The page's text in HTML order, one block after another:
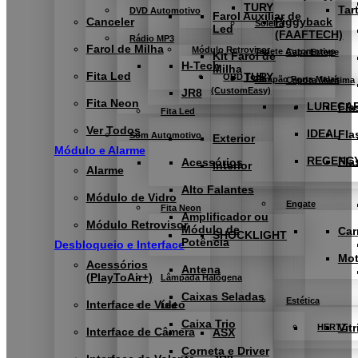
Canceler
Farol de Milha
Fita Led
Fita Neon
Ver Todos
Módulo e Alarme
Alarme
Módulo de Vidro
Módulo Retrovisor
Desbloqueio e Interface
Acessórios
(PlayToAir+)
Interface de Vídeo
Interface de Câmera
DVD Automotivo
Rádio MP3
H-Tech
JR8
Som Automotivo
Acessórios
Alto Falantes
Amplificador ou
Módulo de
Potência
Antena
Caixas Seladas
Caixa Trio
Corneta e Driver
Farol Auxiliar de
Led
Kit Farol de
Milha
Fita Led
Exterior
Interior
Fita Neon
SHOCKLIGHT
Lâmpada Halógena
Led
ASX
TURY
Módulo Retrovisor
TURY
Piggyback
(FAAFTECH)
OBD Tool
(CustomEasy)
Soleira
Tapete Automotivo
Tampão Porta Malas
IDEAL
Capa Estepe
Capota Marítima
Engate
Estética
HERTZ